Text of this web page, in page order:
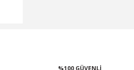
%100 GÜVENLİ